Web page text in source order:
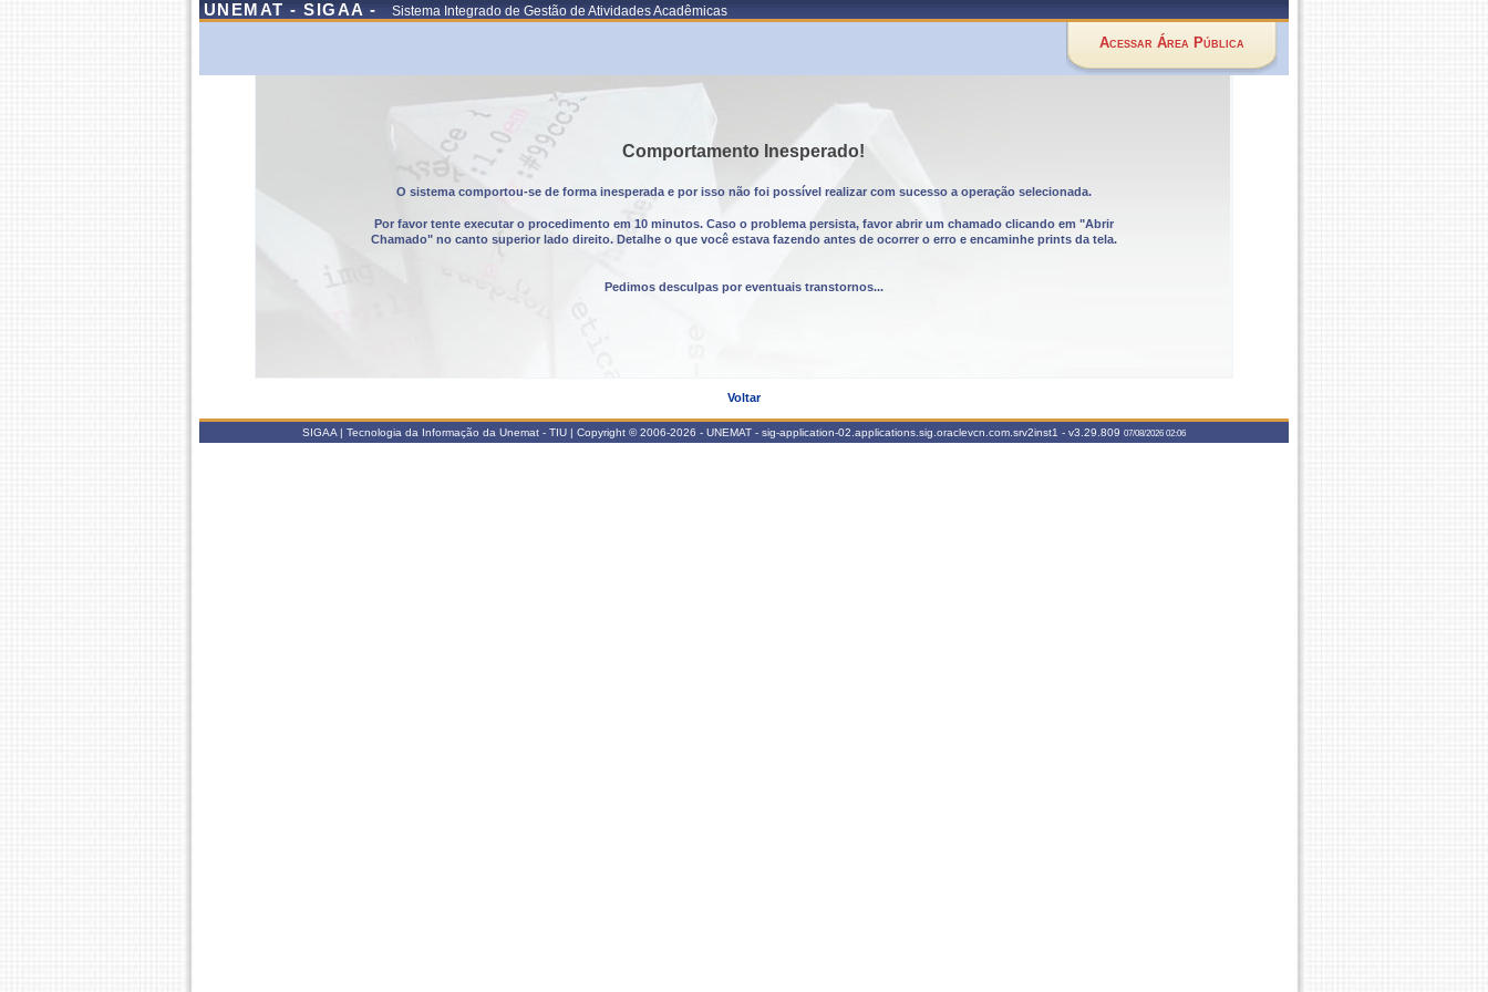
UNEMAT - SIGAA - Sistema Integrado de Gestão de Atividades Acadêmicas
Acessar Área Pública
Comportamento Inesperado!
O sistema comportou-se de forma inesperada e por isso não foi possível realizar com sucesso a operação selecionada.
Por favor tente executar o procedimento em 10 minutos. Caso o problema persista, favor abrir um chamado clicando em "Abrir
Chamado" no canto superior lado direito. Detalhe o que você estava fazendo antes de ocorrer o erro e encaminhe prints da tela.
Pedimos desculpas por eventuais transtornos...
Voltar
SIGAA | Tecnologia da Informação da Unemat - TIU | Copyright © 2006-2026 - UNEMAT - sig-application-02.applications.sig.oraclevcn.com.srv2inst1 - v3.29.809 07/08/2026 02:06